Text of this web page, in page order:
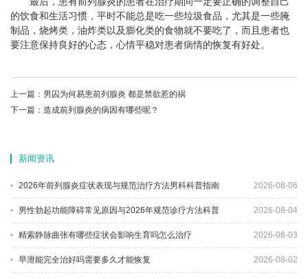
的饮食和生活习惯，平时不能总是吃一些垃圾食品，尤其是一些腌
制品，烧烤类，油炸类以及膨化类的食物就不要吃了，而且患者也
要注意保持良好的心态，心情平稳对患者病情的恢复有好处。
上一篇： 男囚为何易患前列腺炎 都是禁欲惹的祸
下一篇： 造成前列腺炎的病因有哪些呢？
新闻资讯
2026年前列腺炎症状表现与规范治疗方法男科科普指南 2026-08-06
男性勃起功能障碍常见原因与2026年规范诊疗方法科普 2026-08-04
精索静脉曲张有哪些症状会影响生育吗怎么治疗 2026-08-03
早泄能完全治好吗需要多久才能恢复 2026-08-02